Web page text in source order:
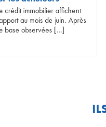
crédit immobilier affichent
au mois de juin. Après
base observées […]